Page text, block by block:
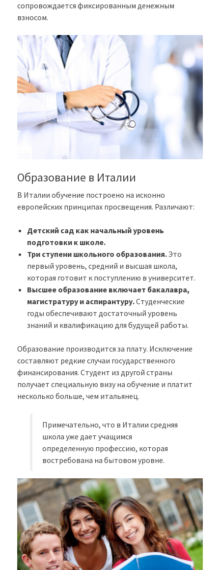
сопровождается фиксированным денежным
взносом.
Образование в Италии
В Италии обучение построено на исконно
европейских принципах просвещения. Различают:
Детский сад как начальный уровень
подготовки к школе.
Три ступени школьного образования.Это
первый уровень, средний и высшая школа,
которая готовит к поступлению в университет.
Высшее образование включает бакалавра,
магистратуру и аспирантуру.Студенческие
годы обеспечивают достаточный уровень
знаний и квалификацию для будущей работы.
Образование производится за плату. Исключение
составляют редкие случаи государственного
финансирования. Студент из другой страны
получает специальную визу на обучение и платит
несколько больше, чем итальянец.
Примечательно, что в Италии средняя
школа уже дает учащимся
определенную профессию, которая
востребована на бытовом уровне.